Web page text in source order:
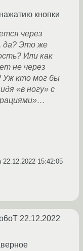
кнопки
через
да? Это же
Или как
не через
Уж кто мог бы
«в ногу» с
22.12.2022 15:42:05
22.12.2022